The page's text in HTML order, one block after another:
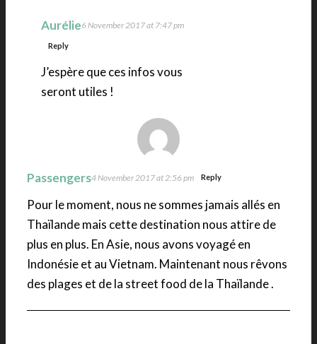
Aurélie6 November 2017 at 7:47 pm
Reply
J’espère que ces infos vous
seront utiles !
Passengers4 November 2017 at 2:56 pm Reply
Pour le moment, nous ne sommes jamais allés en
Thaïlande mais cette destination nous attire de
plus en plus. En Asie, nous avons voyagé en
Indonésie et au Vietnam. Maintenant nous rêvons
des plages et de la street food de la Thaïlande .